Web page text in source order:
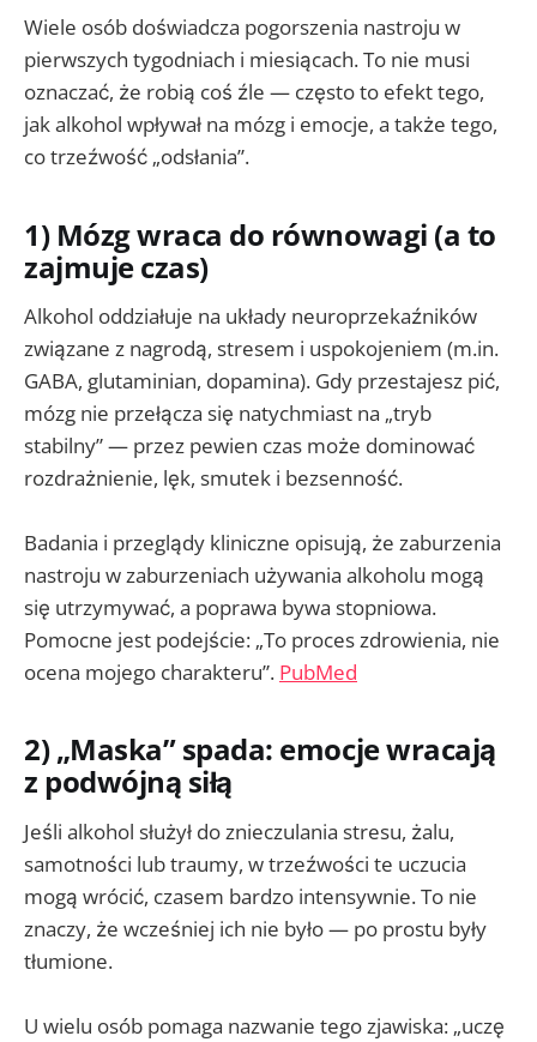
Wiele osób doświadcza pogorszenia nastroju w
pierwszych tygodniach i miesiącach. To nie musi
oznaczać, że robią coś źle — często to efekt tego,
jak alkohol wpływał na mózg i emocje, a także tego,
co trzeźwość „odsłania”.
1) Mózg wraca do równowagi (a to
zajmuje czas)
Alkohol oddziałuje na układy neuroprzekaźników
związane z nagrodą, stresem i uspokojeniem (m.in.
GABA, glutaminian, dopamina). Gdy przestajesz pić,
mózg nie przełącza się natychmiast na „tryb
stabilny” — przez pewien czas może dominować
rozdrażnienie, lęk, smutek i bezsenność.
Badania i przeglądy kliniczne opisują, że zaburzenia
nastroju w zaburzeniach używania alkoholu mogą
się utrzymywać, a poprawa bywa stopniowa.
Pomocne jest podejście: „To proces zdrowienia, nie
ocena mojego charakteru”. PubMed
2) „Maska” spada: emocje wracają
z podwójną siłą
Jeśli alkohol służył do znieczulania stresu, żalu,
samotności lub traumy, w trzeźwości te uczucia
mogą wrócić, czasem bardzo intensywnie. To nie
znaczy, że wcześniej ich nie było — po prostu były
tłumione.
U wielu osób pomaga nazwanie tego zjawiska: „uczę